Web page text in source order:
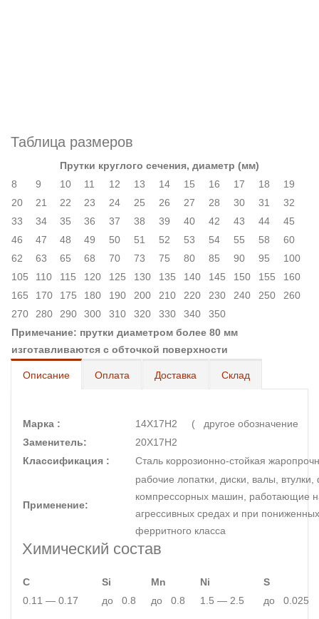
Таблица размеров
Прутки круглого сечения, диаметр (мм)
8
9 10 11 12 13 14 15 16 17 18
19
20
21 22 23 24 25 26 27 28 30 31
32
33
34 35 36 37 38 39 40 42 43 44
45
46
47 48 49 50 51 52 53 54 55 58
60
62
63 65 68 70 73 75 80 85 90 95
100
105
110 115 120 125 130 135 140 145 150 155
160
165
170 175 180 190 200 210 220 230 240 250
260
270
280 290 300 310 320 330 340
350
Примечание: прутки диаметром более 80 мм
изготавливаются с обточкой поверхности
Описание Оплата Доставка Склад
Марка :
14Х17Н2 ( другое
Заменитель:
20Х17Н2
Классификация :
Сталь коррозионно-стойкая
Применение:
рабочие лопатки, диски, валы,
компрессорных машин, работающие
агрессивных средах и при
ферритного класса
Химический состав
C Si Mn Ni
S
0.11 — 0.17
до 0.8 до 0.8 1.5 — 2.5 до 0.025